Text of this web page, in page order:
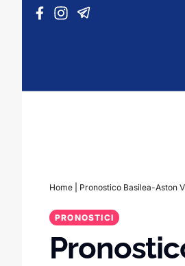
Vai al contenuto
Home Pronostico Basilea-Aston
PRONOSTICI